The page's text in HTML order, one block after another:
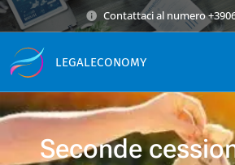
Contattaci al numero
LEGALECONOMY
Seconde